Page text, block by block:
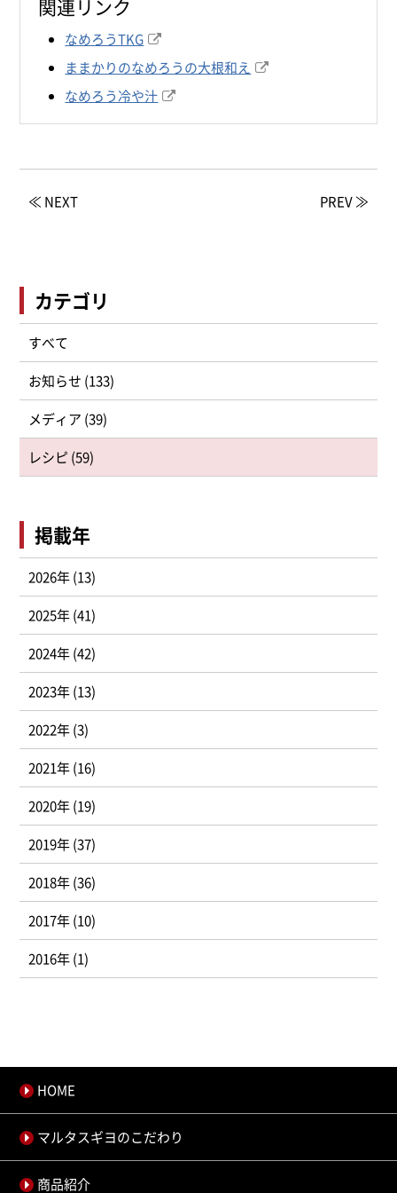
関連リンク
なめろうTKG
ままかりのなめろうの大根和え
なめろう冷や汁
≪ NEXT PREV ≫
カテゴリ
すべて
お知らせ (133)
メディア (39)
レシピ (59)
掲載年
2026年 (13)
2025年 (41)
2024年 (42)
2023年 (13)
2022年 (3)
2021年 (16)
2020年 (19)
2019年 (37)
2018年 (36)
2017年 (10)
2016年 (1)
HOME
マルタスギヨのこだわり
商品紹介